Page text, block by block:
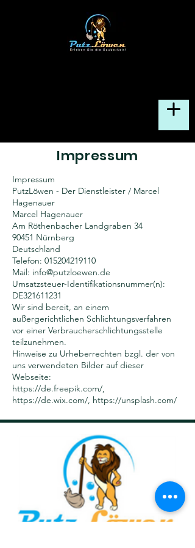
Impressum
Impressum
PutzLöwen - Der Dienstleister / Marcel
Hagenauer
Marcel Hagenauer
Am Röthenbacher Landgraben 34
90451 Nürnberg
Deutschland
Telefon: 015204219110
Mail: info@putzloewen.de
Umsatzsteuer-Identifikationsnummer(n):
DE321611231
Wir sind bereit, an einem
außergerichtlichen Schlichtungsverfahren
vor einer Verbraucherschlichtungsstelle
teilzunehmen.
Hinweise zu Urheberrechten bzgl. der von
uns verwendeten Bilder auf dieser
Webseite:
https://de.freepik.com/,
https://de.wix.com/, https://unsplash.com/